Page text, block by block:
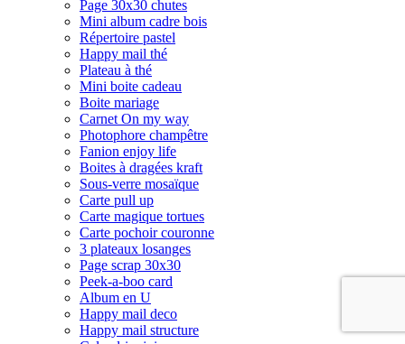
Page 30x30 chutes
Mini album cadre bois
Répertoire pastel
Happy mail thé
Plateau à thé
Mini boite cadeau
Boite mariage
Carnet On my way
Photophore champêtre
Fanion enjoy life
Boites à dragées kraft
Sous-verre mosaïque
Carte pull up
Carte magique tortues
Carte pochoir couronne
3 plateaux losanges
Page scrap 30x30
Peek-a-boo card
Album en U
Happy mail deco
Happy mail structure